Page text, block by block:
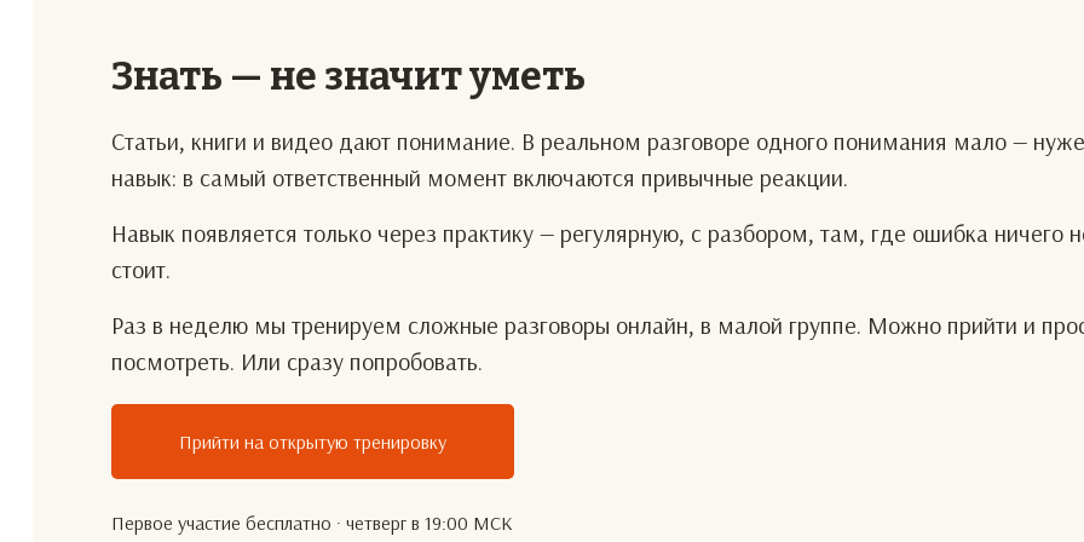
Знать — не значит уметь
Статьи, книги и видео дают понимание. В реальном разговоре одного понимания мало —
навык: в самый ответственный момент включаются привычные реакции.
Навык появляется только через практику — регулярную, с разбором, там, где ошибка ничего
стоит.
Раз в неделю мы тренируем сложные разговоры онлайн, в малой группе. Можно прийти и
посмотреть. Или сразу попробовать.
Прийти на открытую тренировку
Первое участие бесплатно · четверг в 19:00 МСК